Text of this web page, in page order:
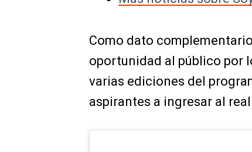
Como dato
oportunidad al público por
varias ediciones del
aspirantes a ingresar al